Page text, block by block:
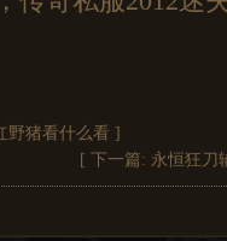
野猪看什么看 ]
[ 下一篇: 永恒狂刀